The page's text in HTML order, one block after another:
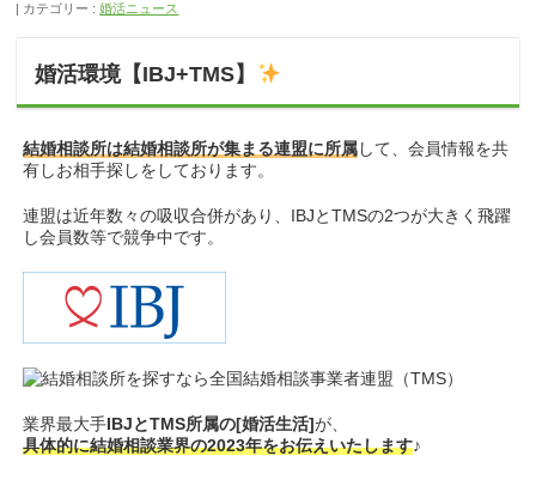
カテゴリー :婚活ニュース
婚活環境【IBJ+TMS】
結婚相談所は結婚相談所が集まる連盟に所属して、会員情報を共
有しお相手探しをしております。
連盟は近年数々の吸収合併があり、IBJとTMSの2つが大きく飛躍
し会員数等で競争中です。
業界最大手IBJとTMS所属の[婚活生活]が、
具体的に結婚相談業界の2023年をお伝えいたします♪